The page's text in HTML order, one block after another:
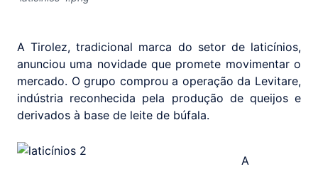
A Tirolez, tradicional marca do setor de laticínios,
anunciou uma novidade que promete movimentar o
mercado. O grupo comprou a operação da Levitare,
indústria reconhecida pela produção de queijos e
derivados à base de leite de búfala.
A